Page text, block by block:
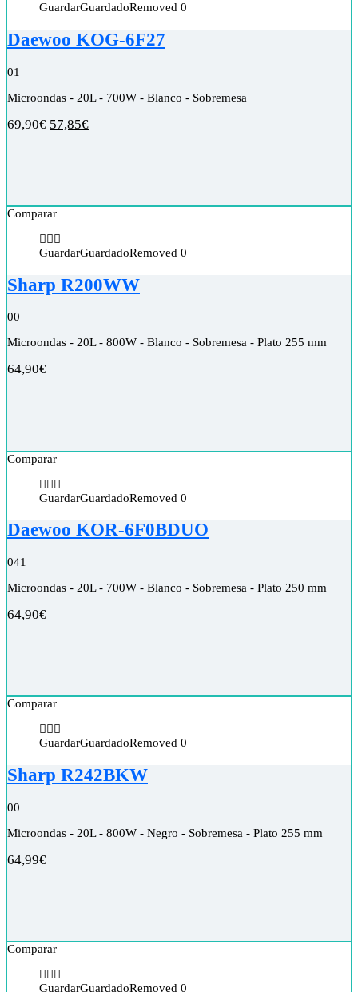
GuardarGuardadoRemoved 0
Daewoo KOG-6F27
01
Microondas - 20L - 700W - Blanco - Sobremesa
69,90€ 57,85€
Comparar
GuardarGuardadoRemoved 0
Sharp R200WW
00
Microondas - 20L - 800W - Blanco - Sobremesa - Plato 255 mm
64,90€
Comparar
GuardarGuardadoRemoved 0
Daewoo KOR-6F0BDUO
041
Microondas - 20L - 700W - Blanco - Sobremesa - Plato 250 mm
64,90€
Comparar
GuardarGuardadoRemoved 0
Sharp R242BKW
00
Microondas - 20L - 800W - Negro - Sobremesa - Plato 255 mm
64,99€
Comparar
GuardarGuardadoRemoved 0